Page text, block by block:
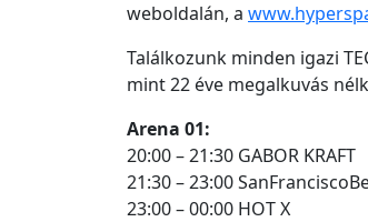
weboldalán, a
Találkozunk minden igazi
mint 22 éve megalkuvás
Arena 01:
20:00 – 21:30 GABOR KRAFT
21:30 – 23:00
23:00 – 00:00 HOT X